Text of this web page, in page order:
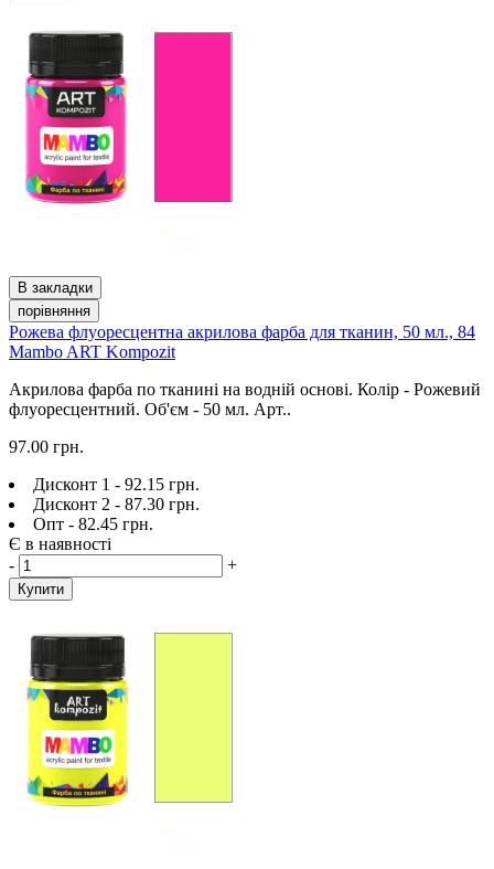
В закладки
порівняння
Рожева флуоресцентна акрилова фарба для тканин, 50 мл., 84
Mambo ART Kompozit
Акрилова фарба по тканині на водній основі. Колір - Рожевий
флуоресцентний. Об'єм - 50 мл. Арт..
97.00 грн.
Дисконт 1 - 92.15 грн.
Дисконт 2 - 87.30 грн.
Опт - 82.45 грн.
Є в наявності
-
+
Купити